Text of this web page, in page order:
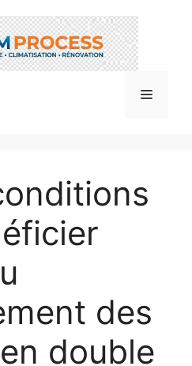
Menu
des
double